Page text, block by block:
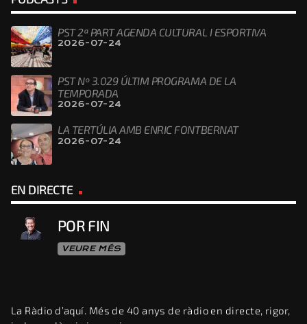
PST 2ª PART AGENDA CULTURAL I ESPORTIVA
2026-07-24
PST Nº 3.029 ÚLTIM PROGRAMA DE LA
TEMPORADA
2026-07-24
LA TERTÚLIA AMB ENRIC FONTBERNAT
2026-07-24
EN DIRECTE
POR FIN
VEURE MÉS
La Ràdio d’aquí. Més de 40 anys de ràdio en directe, rigor,